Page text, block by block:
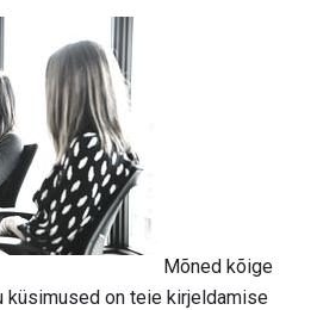
Mõned kõige
küsimused on teie kirjeldamise